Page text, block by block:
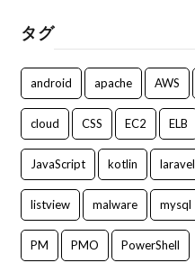
タグ
android apache AWS
cloud CSS EC2 ELB
JavaScript kotlin laravel
listview malware mysql
PM PMO PowerShell